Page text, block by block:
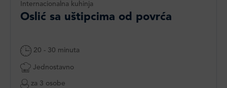
Internacionalna kuhinja
Oslić sa uštipcima od povrća
20 - 30 minuta
Jednostavno
za 3 osobe